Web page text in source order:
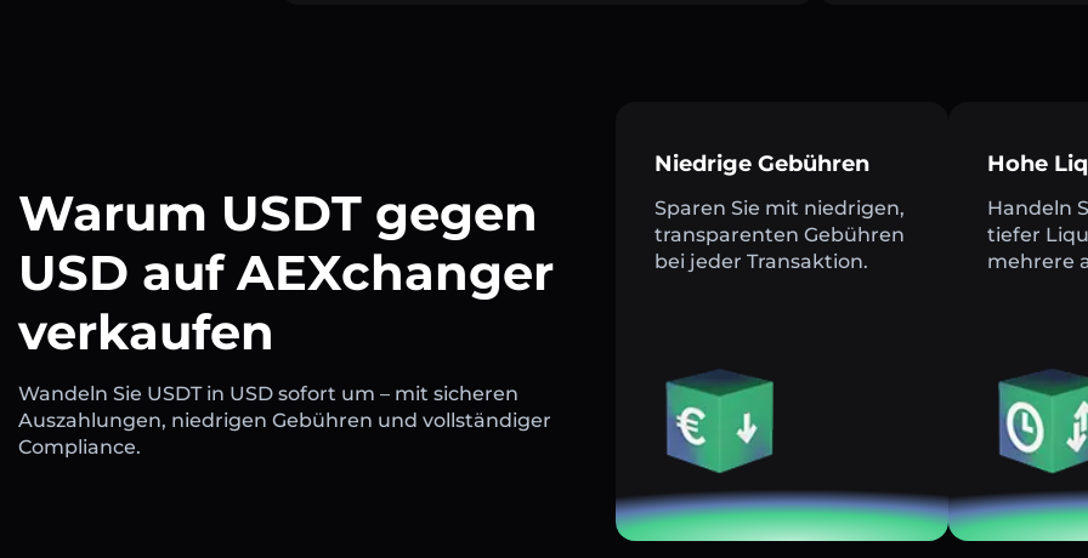
Warum USDT gegen
USD auf AEXchanger
verkaufen
Wandeln Sie USDT in USD sofort um – mit sicheren
Auszahlungen, niedrigen Gebühren und vollständiger
Compliance.
Niedrige Gebühren
Sparen Sie mit niedrigen,
transparenten Gebühren
bei jeder Transaktion.
Hohe
Handeln
tiefer
mehrere